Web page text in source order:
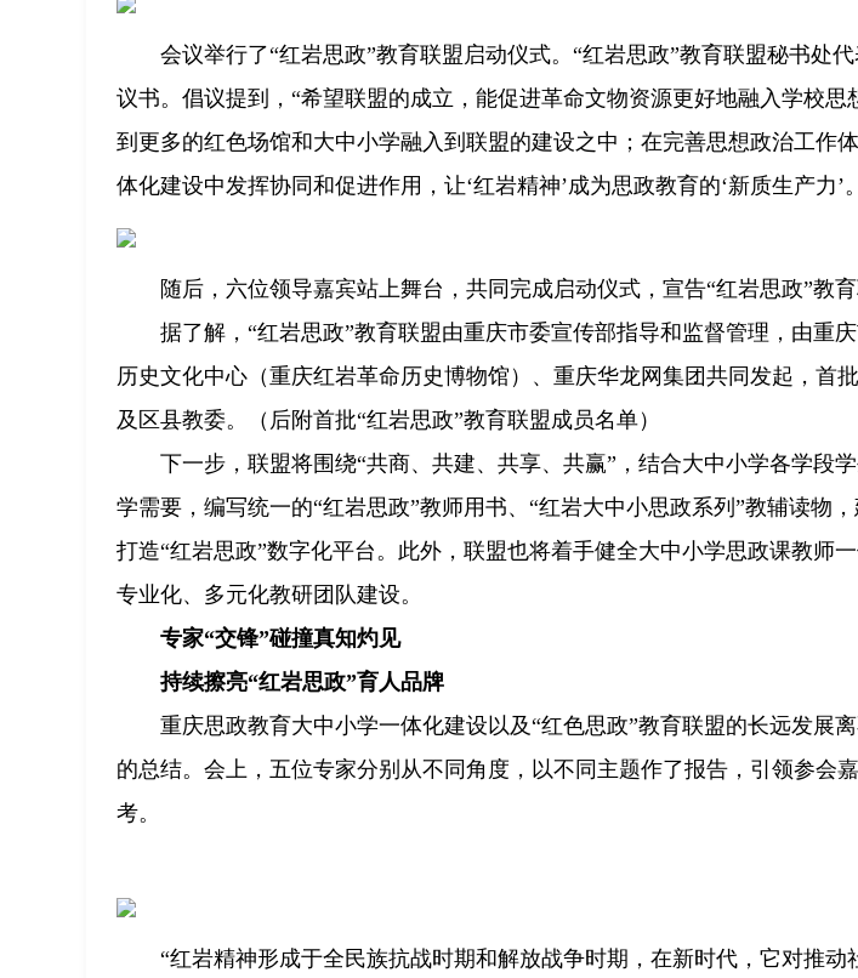
会议举行了“红岩思政”教育联盟启动仪式。“红岩思政”教育联盟秘书处
议书。倡议提到，“希望联盟的成立，能促进革命文物资源更好地融入学校
到更多的红色场馆和大中小学融入到联盟的建设之中；在完善思想政治工作
体化建设中发挥协同和促进作用，让‘红岩精神’成为思政教育的‘新质生产力’
随后，六位领导嘉宾站上舞台，共同完成启动仪式，宣告“红岩思政”教育
据了解，“红岩思政”教育联盟由重庆市委宣传部指导和监督管理，由重
历史文化中心（重庆红岩革命历史博物馆）、重庆华龙网集团共同发起，首
及区县教委。（后附首批“红岩思政”教育联盟成员名单）
下一步，联盟将围绕“共商、共建、共享、共赢”，结合大中小学各学段
学需要，编写统一的“红岩思政”教师用书、“红岩大中小思政系列”教辅读物
打造“红岩思政”数字化平台。此外，联盟也将着手健全大中小学思政课教师
专业化、多元化教研团队建设。
专家“交锋”碰撞真知灼见
持续擦亮“红岩思政”育人品牌
重庆思政教育大中小学一体化建设以及“红色思政”教育联盟的长远发展
的总结。会上，五位专家分别从不同角度，以不同主题作了报告，引领参会
考。
“红岩精神形成于全民族抗战时期和解放战争时期，在新时代，它对推动